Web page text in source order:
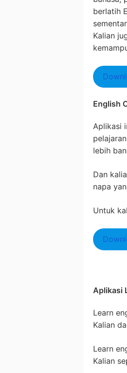
berlatih
Kalian
English
Aplikasi
lebih
Dan
napa
Untuk
Aplikasi
Learn
Kalian
Learn
Kalian